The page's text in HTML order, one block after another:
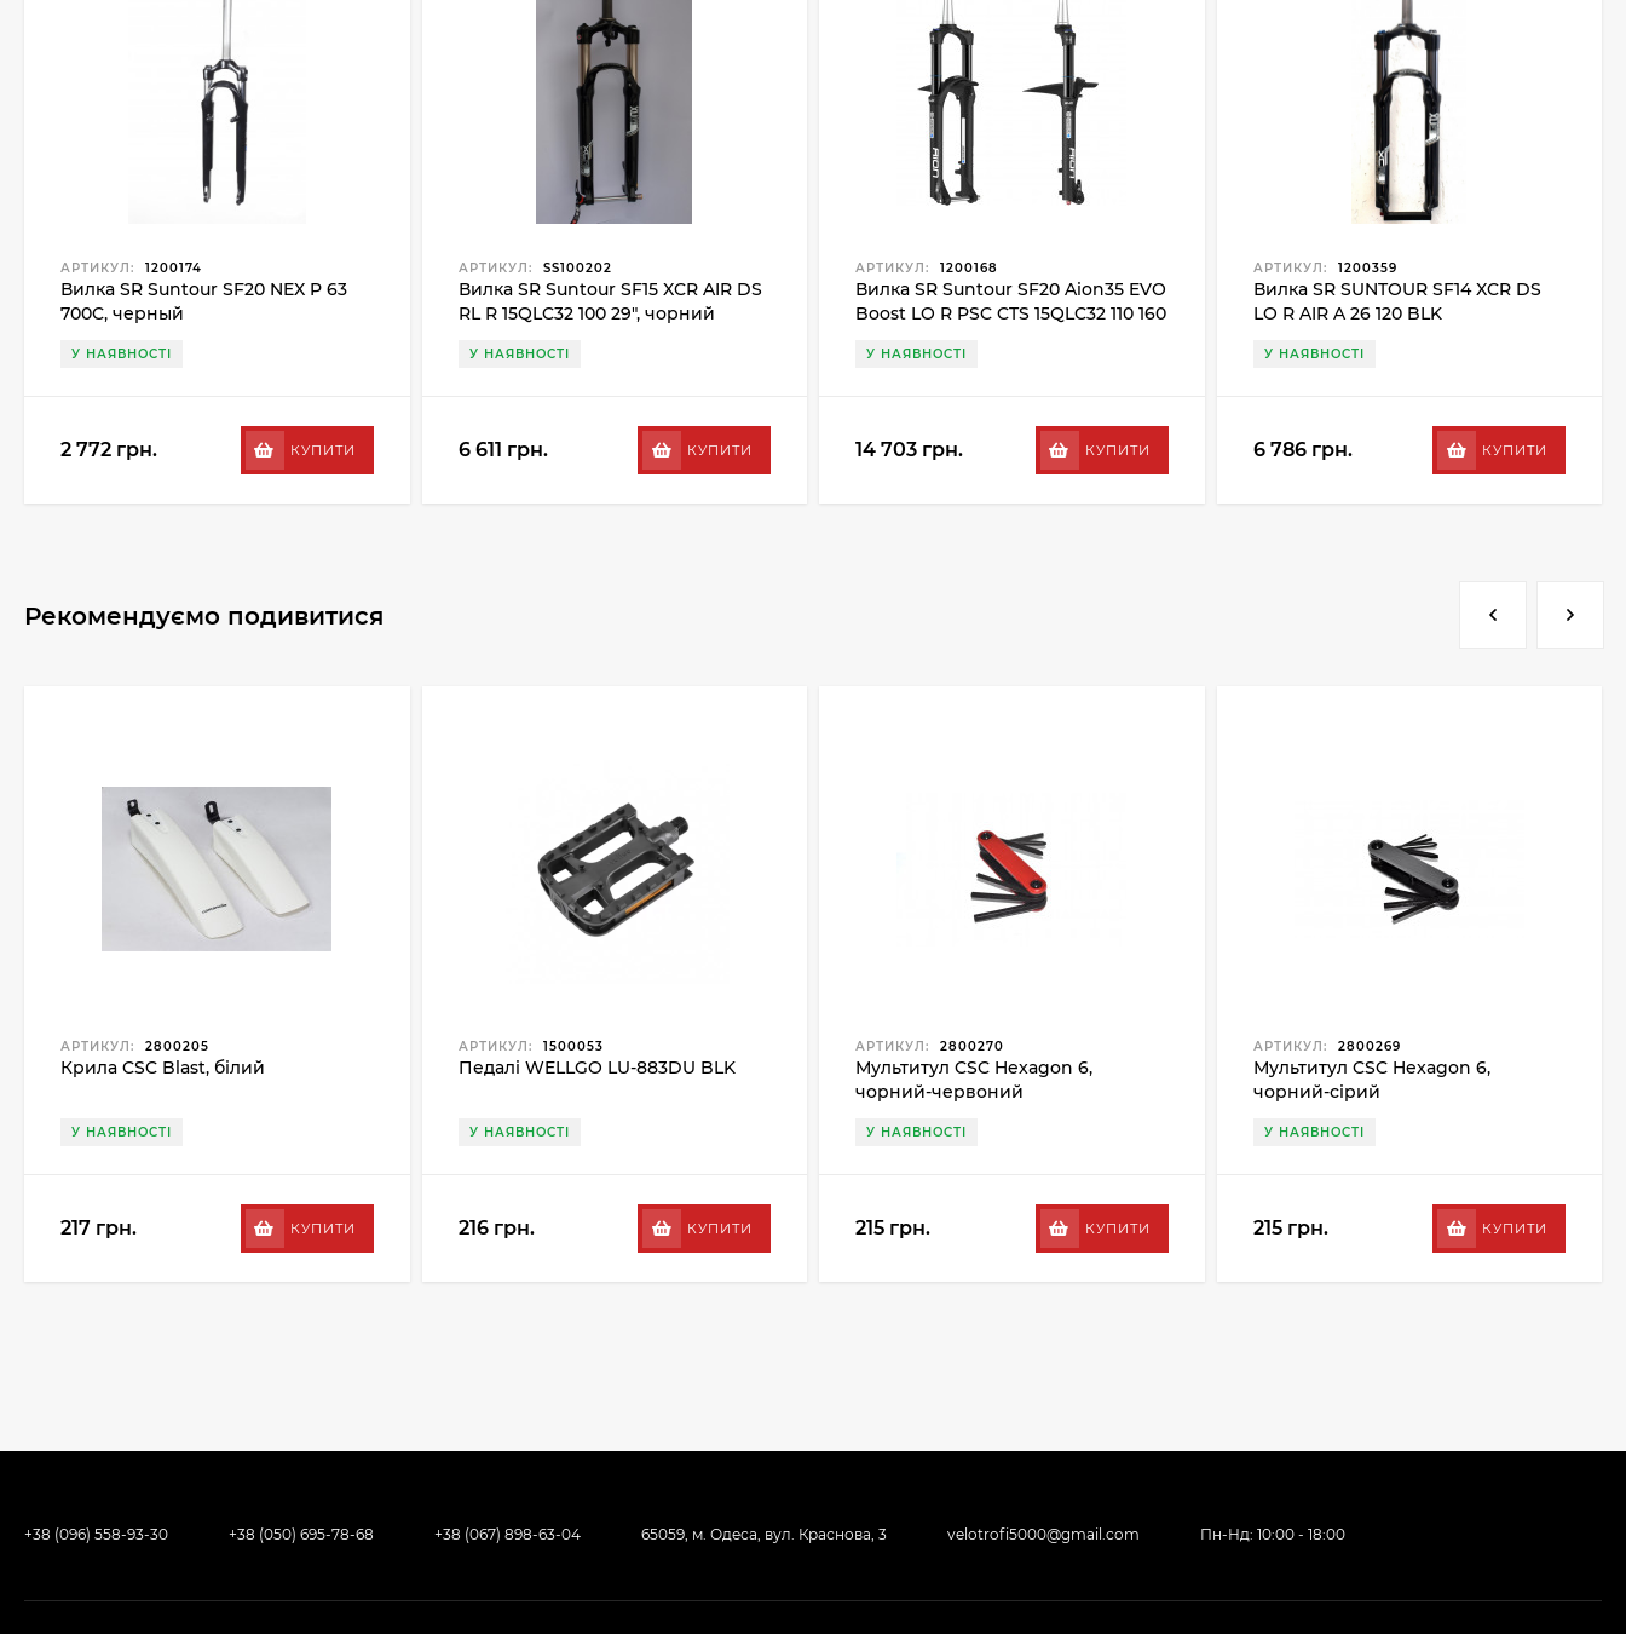
АРТИКУЛ: 1200174
Вилка SR Suntour SF20 NEX P 63
700C, черный
У НАЯВНОСТІ
2 772 грн. КУПИТИ
АРТИКУЛ: SS100202
Вилка SR Suntour SF15 XCR AIR DS
RL R 15QLC32 100 29", чорний
У НАЯВНОСТІ
6 611 грн. КУПИТИ
АРТИКУЛ: 1200168
Вилка SR Suntour SF20 Aion35 EVO
Boost LO R PSC CTS 15QLC32 110 160
У НАЯВНОСТІ
14 703 грн. КУПИТИ
АРТИКУЛ: 1200359
Вилка SR SUNTOUR SF14 XCR DS
LO R AIR A 26 120 BLK
У НАЯВНОСТІ
6 786 грн. КУПИТИ
Рекомендуємо подивитися
АРТИКУЛ: 2800205
Крила CSC Blast, білий
У НАЯВНОСТІ
217 грн. КУПИТИ
АРТИКУЛ: 1500053
Педалі WELLGO LU-883DU BLK
У НАЯВНОСТІ
216 грн. КУПИТИ
АРТИКУЛ: 2800270
Мультитул CSC Hexagon 6,
чорний-червоний
У НАЯВНОСТІ
215 грн. КУПИТИ
АРТИКУЛ: 2800269
Мультитул CSC Hexagon 6,
чорний-сірий
У НАЯВНОСТІ
215 грн. КУПИТИ
+38 (096) 558-93-30 +38 (050) 695-78-68 +38 (067) 898-63-04 65059, м. Одеса, вул. Краснова, 3 velotrofi5000@gmail.com Пн-Нд: 10:00 - 18:00